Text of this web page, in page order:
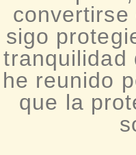
convertirse
sigo
tranquilidad
he reunido
que la